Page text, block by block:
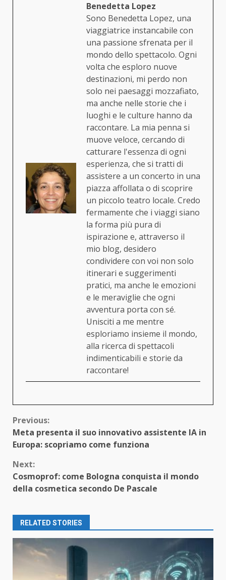
Benedetta Lopez
Sono Benedetta Lopez, una
viaggiatrice instancabile con
una passione sfrenata per il
mondo dello spettacolo. Ogni
volta che esploro nuove
destinazioni, mi perdo non
solo nei paesaggi mozzafiato,
ma anche nelle storie che i
luoghi e le culture hanno da
raccontare. La mia penna si
muove veloce, cercando di
catturare l'essenza di ogni
esperienza, che si tratti di
assistere a un concerto in una
piazza affollata o di scoprire
un piccolo teatro locale. Credo
fermamente che i viaggi siano
la forma più pura di
ispirazione e, attraverso il
mio blog, desidero
condividere con voi non solo
itinerari e suggerimenti
pratici, ma anche le emozioni
e le meraviglie che ogni
avventura porta con sé.
Unisciti a me mentre
esploriamo insieme il mondo,
alla ricerca di spettacoli
indimenticabili e storie da
raccontare!
Continue
Reading
Previous:
Meta presenta il suo innovativo assistente IA in
Europa: scopriamo come funziona
Next:
Cosmoprof: come Bologna conquista il mondo
della cosmetica secondo De Pascale
RELATED STORIES